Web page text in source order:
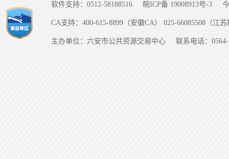
软件支持：0512-58188516 皖ICP备 19008913号-3
CA支持：400-615-8899（安徽CA） 025-66085508（江
主办单位：六安市公共资源交易中心 联系电话：0564-